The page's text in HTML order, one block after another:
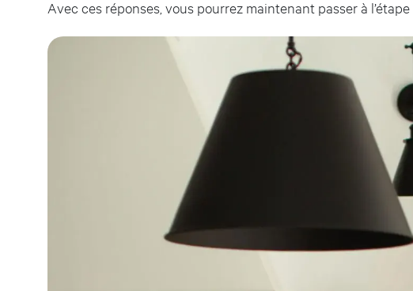
Avec ces réponses, vous pourrez maintenant passer à